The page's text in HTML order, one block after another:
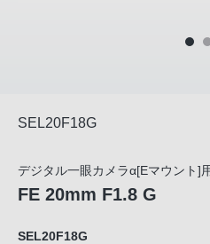
SEL20F18G
デジタル一眼カメラα[Eマウント]
FE 20mm F1.8 G
SEL20F18G